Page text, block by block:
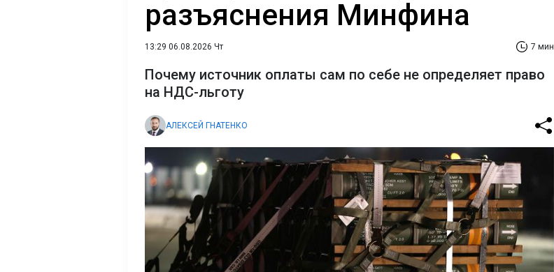
разъяснения Минфина
13:29 06.08.2026 Чт 7 мин
Почему источник оплаты сам по себе не определяет право
на НДС-льготу
АЛЕКСЕЙ ГНАТЕНКО